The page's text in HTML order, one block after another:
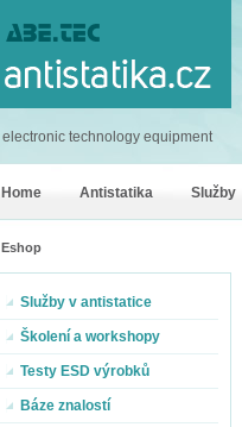
Eshop
Služby v antistatice
Školení a workshopy
Testy ESD výrobků
Báze znalostí
electronic technology equipment
Home Antistatika Služby